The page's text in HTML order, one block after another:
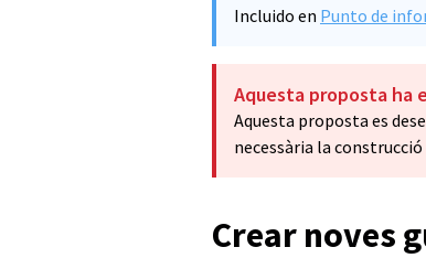
Incluido en Punto de
Aquesta proposta ha
Aquesta proposta es
necessària la
Crear noves